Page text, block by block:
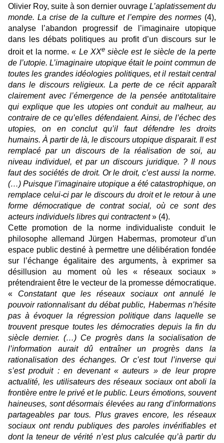
Olivier Roy, suite à son dernier ouvrage L’aplatissement du
monde. La crise de la culture et l’empire des normes (4),
analyse l’abandon progressif de l’imaginaire utopique
dans les débats politiques au profit d’un discours sur le
droit et la norme. « Le XXesiècle est le siècle de la perte
de l’utopie. L’imaginaire utopique était le point commun de
toutes les grandes idéologies politiques, et il restait central
dans le discours religieux. La perte de ce récit apparaît
clairement avec l’émergence de la pensée antitotalitaire
qui explique que les utopies ont conduit au malheur, au
contraire de ce qu’elles défendaient. Ainsi, de l’échec des
utopies, on en conclut qu’il faut défendre les droits
humains. À partir de là, le discours utopique disparait. Il est
remplacé par un discours de la réalisation de soi, au
niveau individuel, et par un discours juridique. ? Il nous
faut des sociétés de droit. Or le droit, c’est aussi la norme.
(…) Puisque l’imaginaire utopique a été catastrophique, on
remplace celui-ci par le discours du droit et le retour à une
forme démocratique de contrat social, où ce sont des
acteurs individuels libres qui contractent» (4).
Cette promotion de la norme individualiste conduit le
philosophe allemand Jürgen Habermas, promoteur d’un
espace public destiné à permettre une délibération fondée
sur l’échange égalitaire des arguments, à exprimer sa
désillusion au moment où les « réseaux sociaux »
prétendraient être le vecteur de la promesse démocratique.
« Constatant que les réseaux sociaux ont annulé le
pouvoir rationnalisant du débat public, Habermas n’hésite
pas à évoquer la régression politique dans laquelle se
trouvent presque toutes les démocraties depuis la fin du
siècle dernier. (…) Ce progrès dans la socialisation de
l’information aurait dû entraîner un progrès dans la
rationalisation des échanges. Or c’est tout l’inverse qui
s’est produit : en devenant « auteurs » de leur propre
actualité, les utilisateurs des réseaux sociaux ont aboli la
frontière entre le privé et le public. Leurs émotions, souvent
haineuses, sont désormais élevées au rang d’informations
partageables par tous. Plus graves encore, les réseaux
sociaux ont rendu publiques des paroles invérifiables et
dont la teneur de vérité n’est plus calculée qu’à partir du